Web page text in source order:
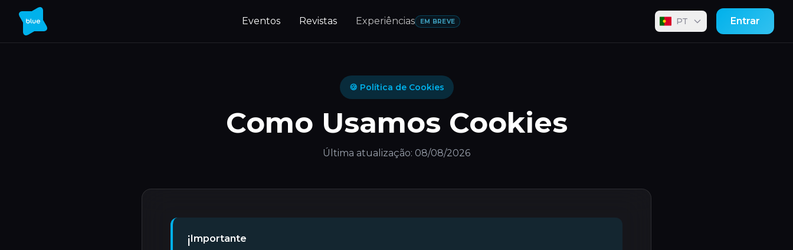
Eventos Revistas Experiências EM BREVE PT Entrar
🍪 Política de Cookies
Como Usamos Cookies
Última atualização: 08/08/2026
ℹ️Importante